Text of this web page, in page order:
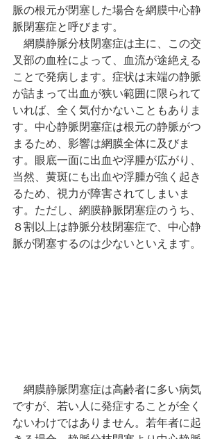
脈の根元が閉塞した場合を網膜中心静
脈閉塞症と呼びます。
網膜静脈分枝閉塞症は主に、この交
叉部の血栓によって、血流が途絶える
ことで発病します。症状は末端の静脈
が詰まって出血が狭い範囲に限られて
いれば、全く気付かないこともありま
す。中心静脈閉塞症は根元の静脈がつ
まるため、影響は網膜全体に及びま
す。眼底一面に出血や浮腫が広がり、
当然、黄斑にも出血や浮腫が強く起き
るため、視力が障害されてしまいま
す。ただし、網膜静脈閉塞症のうち、
８割以上は静脈分枝閉塞症で、中心静
脈が閉塞するのは少ないといえます。
網膜静脈閉塞症は高齢者に多い病気
ですが、若い人に発症することが全く
ないわけではありません。若年者に起